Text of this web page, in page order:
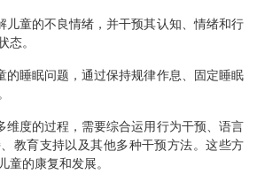
儿童的不良情绪，并干预其认知、情绪和行
态。
的睡眠问题，通过保持规律作息、固定睡眠
维度的过程，需要综合运用行为干预、语言
教育支持以及其他多种干预方法。这些方
童的康复和发展。